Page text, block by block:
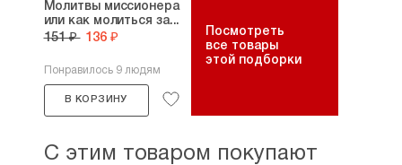
Молитвы миссионера
или как молиться за...
151 ₽ 136 ₽
Понравилось 9 людям
В КОРЗИНУ
Посмотреть
все товары
этой подборки
С этим товаром покупают